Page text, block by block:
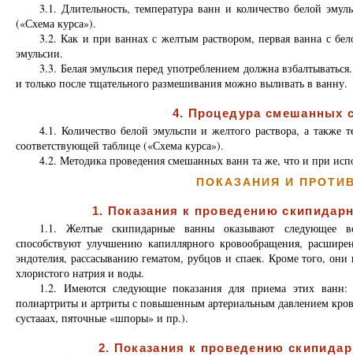
3.1. Длительность, температура ванн и количество белой
(«Схема курса»).
3.2. Как и при ваннах с желтым раствором, первая ванна с
эмульсии.
3.3. Белая эмульсия перед употреблением должна
и только после тщательного размешивания можно выливать в ванну.
4. Процедура смешанных
4.1. Количество белой эмульспи и желтого раствора, а также
соответствующей таблице («Схема курса»).
4.2. Методика проведения смешанных ванн та же, что и при
ПОКАЗАНИЯ И
1. Показания к проведению
1.1. Желтые скипидарные ванны оказывают следующее
способствуют улучшению капиллярного кровообращения,
эндотелия, рассасыванию гематом, рубцов и спаек. Кроме того,
хлористого натрия и воды.
1.2. Имеются следующие показания для приема этих ванн:
полиартриты и артриты с повышенным артериальным давлением
сустааах, пяточные «шпоры» и пр.).
2. Показания к проведению